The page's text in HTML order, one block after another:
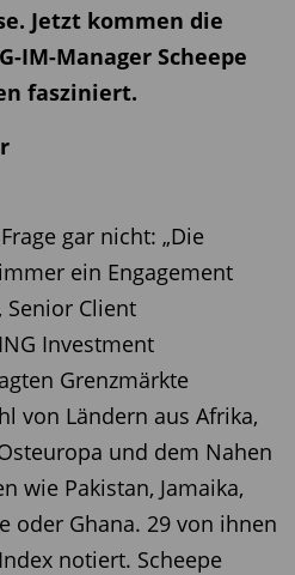
Jetzt kommen die
IM-Manager Scheepe
fasziniert.
gar nicht: „Die
ein Engagement
Senior Client
Investment
Grenzmärkte
von Ländern aus Afrika,
und dem Nahen
wie Pakistan, Jamaika,
oder Ghana. 29 von ihnen
notiert. Scheepe